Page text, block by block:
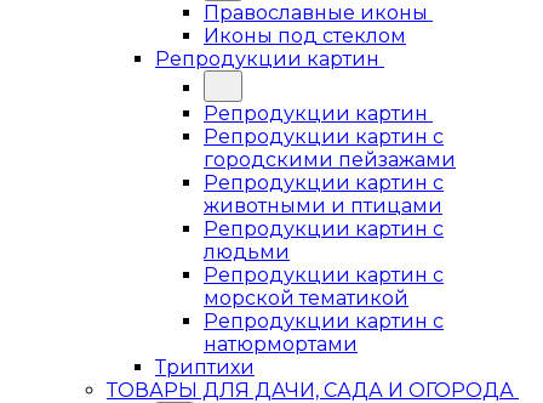
Православные иконы
Иконы под стеклом
Репродукции картин
Репродукции картин
Репродукции картин с
городскими пейзажами
Репродукции картин с
животными и птицами
Репродукции картин с
людьми
Репродукции картин с
морской тематикой
Репродукции картин с
натюрмортами
Триптихи
ТОВАРЫ ДЛЯ ДАЧИ, САДА И ОГОРОДА